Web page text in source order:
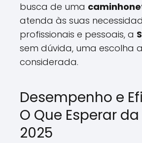
busca de uma
atenda às suas
profissionais e pessoais, a
sem dúvida, uma escolha
considerada.
Desempenho e
O Que Esperar da
2025